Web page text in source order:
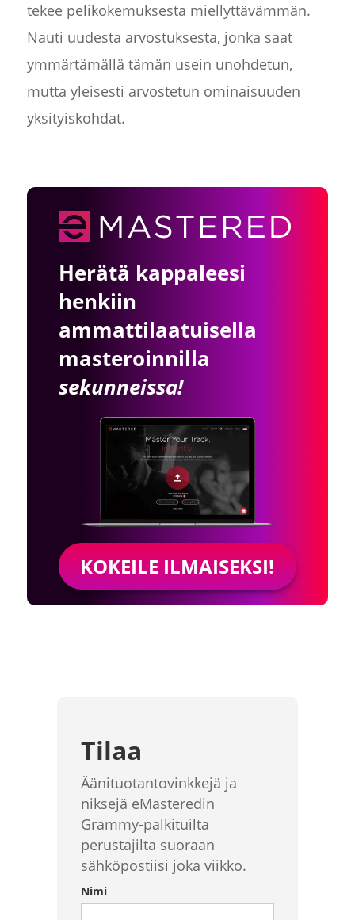
tekee pelikokemuksesta miellyttävämmän.
Nauti uudesta arvostuksesta, jonka saat
ymmärtämällä tämän usein unohdetun,
mutta yleisesti arvostetun ominaisuuden
yksityiskohdat.
Herätä kappaleesi
henkiin
ammattilaatuisella
masteroinnilla
sekunneissa!
KOKEILE ILMAISEKSI!
Tilaa
Äänituotantovinkkejä ja
niksejä eMasteredin
Grammy-palkituilta
perustajilta suoraan
sähköpostiisi joka viikko.
Nimi